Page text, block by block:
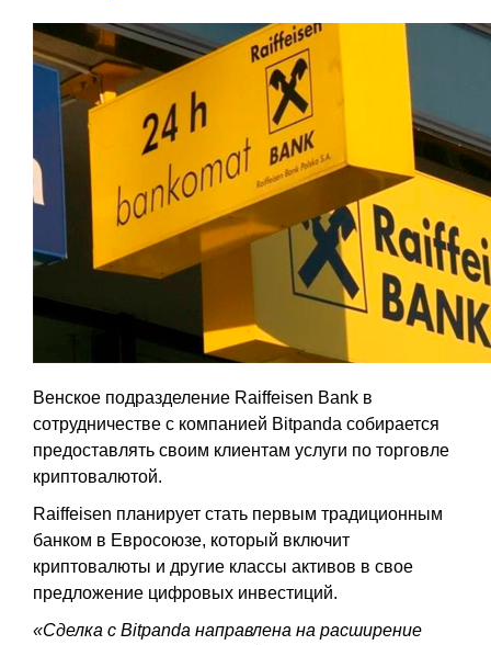
Венское подразделение Raiffeisen Bank в
сотрудничестве с компанией Bitpanda собирается
предоставлять своим клиентам услуги по торговле
криптовалютой.
Raiffeisen планирует стать первым традиционным
банком в Евросоюзе, который включит
криптовалюты и другие классы активов в свое
предложение цифровых инвестиций.
«Сделка с Bitpanda направлена на расширение